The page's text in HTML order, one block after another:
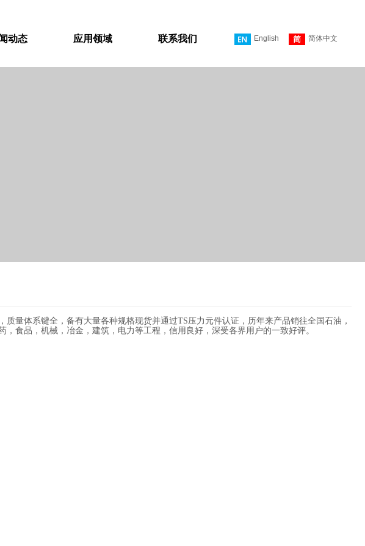
English 简体中文
动态 应用领域 联系我们
质量体系键全，备有大量各种规格现货并通过TS压力元件认证，历年来产品销往全国石油，
，食品，机械，冶金，建筑，电力等工程，信用良好，深受各界用户的一致好评。